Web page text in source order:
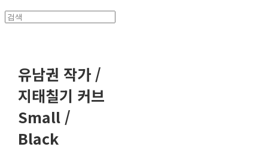
유남권 작가 /
지태칠기 커브
Small /
Black